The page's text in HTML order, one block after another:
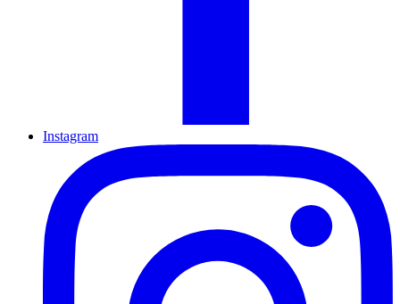
Instagram